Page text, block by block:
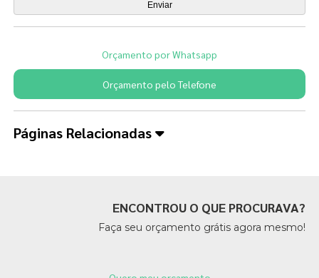
Orçamento por Whatsapp
Orçamento pelo Telefone
Páginas Relacionadas
ENCONTROU O QUE PROCURAVA?
Faça seu orçamento grátis agora mesmo!